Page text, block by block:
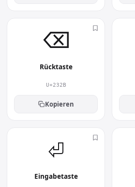
⌫︎
Rücktaste
U+232B
Kopieren
⏎︎
Eingabetaste